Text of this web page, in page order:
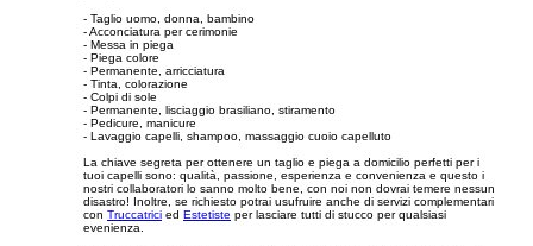
- Taglio uomo, donna, bambino
- Acconciatura per cerimonie
- Messa in piega
- Piega colore
- Permanente, arricciatura
- Tinta, colorazione
- Colpi di sole
- Permanente, lisciaggio brasiliano, stiramento
- Pedicure, manicure
- Lavaggio capelli, shampoo, massaggio cuoio capelluto
La chiave segreta per ottenere un taglio e piega a domicilio perfetti per i
tuoi capelli sono: qualità, passione, esperienza e convenienza e questo i
nostri collaboratori lo sanno molto bene, con noi non dovrai temere nessun
disastro! Inoltre, se richiesto potrai usufruire anche di servizi complementari
con Truccatrici ed Estetiste per lasciare tutti di stucco per qualsiasi
evenienza.